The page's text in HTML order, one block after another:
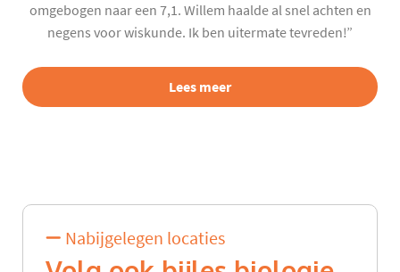
omgebogen naar een 7,1. Willem haalde al snel achten en
negens voor wiskunde. Ik ben uitermate tevreden!”
Lees meer
Nabijgelegen locaties